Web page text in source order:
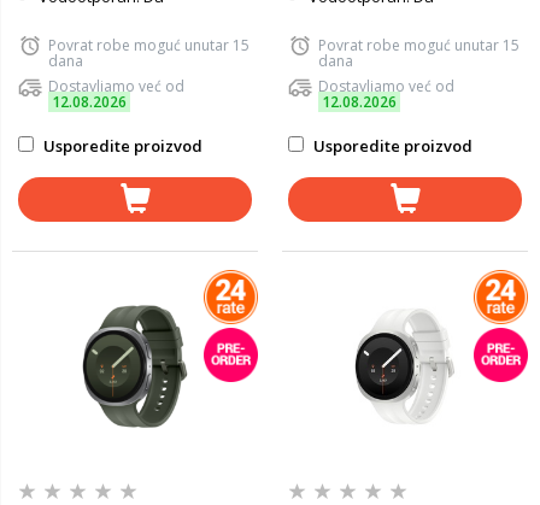
Povrat robe moguć unutar 15
dana
Dostavljamo već od
12.08.2026
Usporedite proizvod
Povrat robe moguć unutar 15
dana
Dostavljamo već od
12.08.2026
Usporedite proizvod